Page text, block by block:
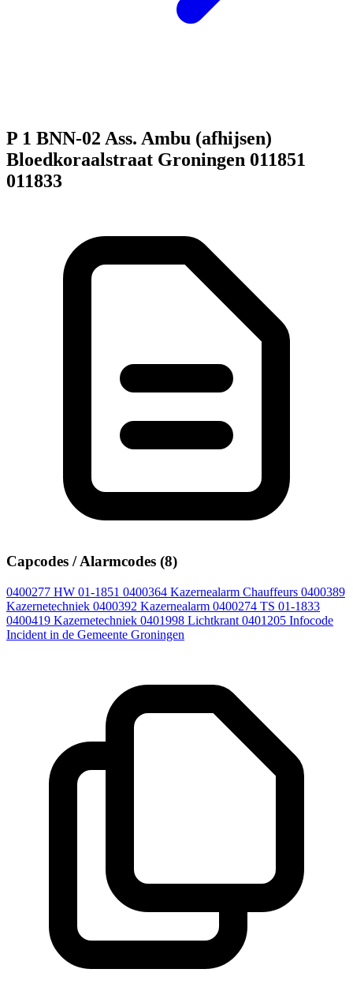
P 1 BNN-02 Ass. Ambu (afhijsen)
Bloedkoraalstraat Groningen 011851
011833
Capcodes / Alarmcodes (8)
0400277 HW 01-1851 0400364 Kazernealarm Chauffeurs 0400389
Kazernetechniek 0400392 Kazernealarm 0400274 TS 01-1833
0400419 Kazernetechniek 0401998 Lichtkrant 0401205 Infocode
Incident in de Gemeente Groningen